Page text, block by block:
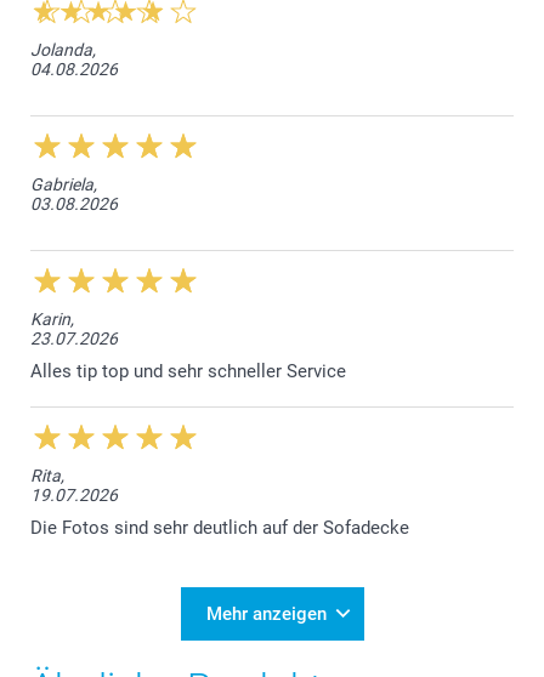
Jolanda,
04.08.2026
Gabriela,
03.08.2026
Karin,
23.07.2026
Alles tip top und sehr schneller Service
Rita,
19.07.2026
Die Fotos sind sehr deutlich auf der Sofadecke
Mehr anzeigen